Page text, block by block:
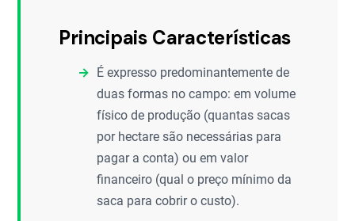
Principais Características
É expresso predominantemente de
duas formas no campo: em volume
físico de produção (quantas sacas
por hectare são necessárias para
pagar a conta) ou em valor
financeiro (qual o preço mínimo da
saca para cobrir o custo).